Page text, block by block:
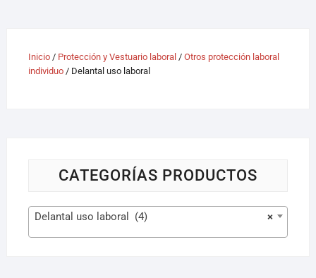
Inicio/ Protección y Vestuario laboral / Otros protección laboral
individuo/ Delantal uso laboral
CATEGORÍAS PRODUCTOS
×
Delantal uso laboral (4)